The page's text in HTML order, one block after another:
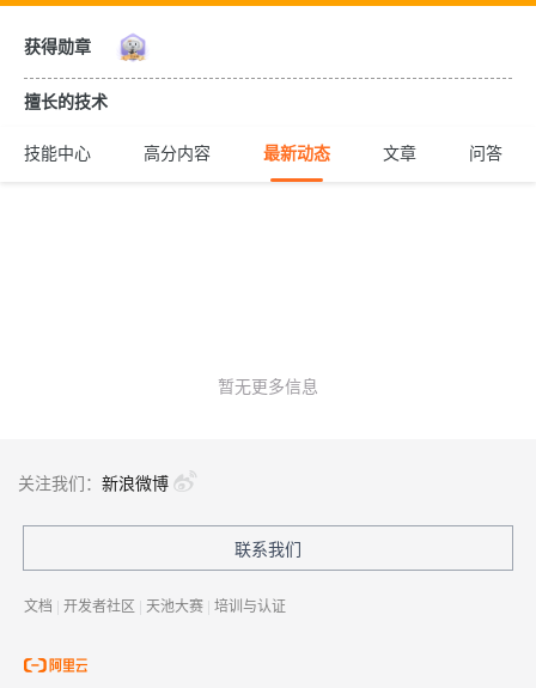
获得勋章
擅长的技术
技能中心 高分内容 最新动态 文章 问答
暂无更多信息
关注我们： 新浪微博
联系我们
文档 | 开发者社区 | 天池大赛 | 培训与认证